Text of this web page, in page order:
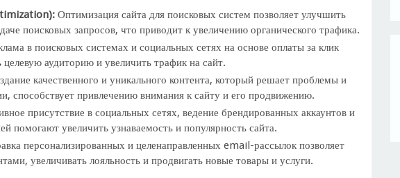
Оптимизация сайта для поисковых систем позволяет улучшить
поисковых запросов, что приводит к увеличению органического трафика.
в поисковых системах и социальных сетях на основе оплаты за клик
целевую аудиторию и увеличить трафик на сайт.
качественного и уникального контента, который решает проблемы и
способствует привлечению внимания к сайту и его продвижению.
присутствие в социальных сетях, ведение брендированных аккаунтов и
помогают увеличить узнаваемость и популярность сайта.
персонализированных и целенаправленных email-рассылок позволяет
увеличивать лояльность и продвигать новые товары и услуги.